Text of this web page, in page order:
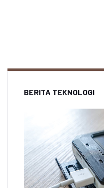
BERITA TEKNOLOGI